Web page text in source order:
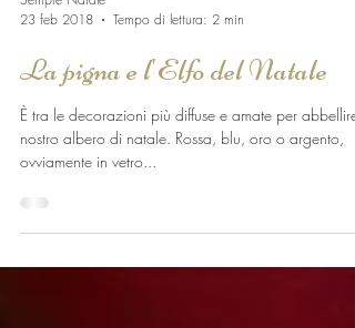
Sempre Natale
23 feb 2018
Tempo di lettura: 2 min
La pigna e l'Elfo del Natale
È tra le decorazioni più diffuse e amate per abbellire